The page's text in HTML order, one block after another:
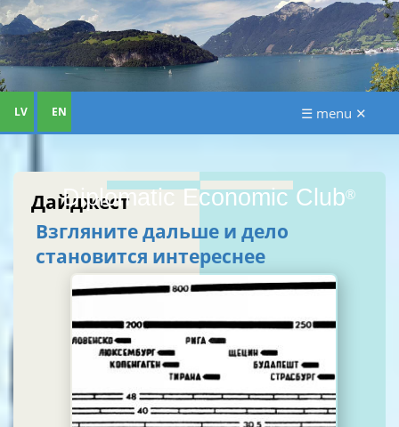
Diplomatic Economic Club®
LV EN ☰ menu ✕
Дайджест
Взгляните дальше и дело
становится интереснее